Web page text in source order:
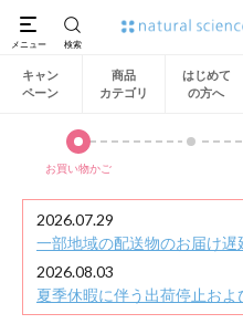
キャン
ペーン
商品
カテゴリ
はじめて
の方へ
お買い物かご
2026.07.29
一部地域の配送物のお届け遅
2026.08.03
夏季休暇に伴う出荷停止お